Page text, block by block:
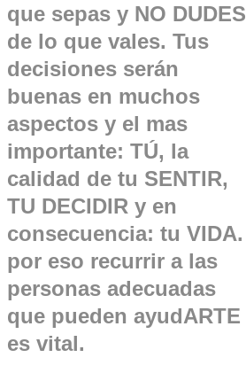
que sepas y NO DUDES
de lo que vales. Tus
decisiones serán
buenas en muchos
aspectos y el mas
importante: TÚ, la
calidad de tu SENTIR,
TU DECIDIR y en
consecuencia: tu VIDA.
por eso recurrir a las
personas adecuadas
que pueden ayudARTE
es vital.